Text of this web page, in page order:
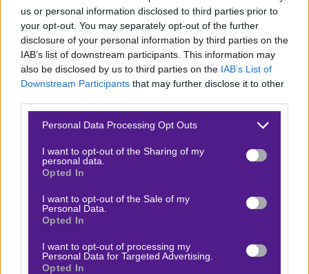
us or personal information disclosed to third parties prior to
your opt-out. You may separately opt-out of the further
disclosure of your personal information by third parties on the
IAB’s list of downstream participants. This information may
also be disclosed by us to third parties on the IAB’s List of
Downstream Participants that may further disclose it to other
Please note that this website/app uses one or more Google
not limited to your visit or usage behaviour. You may click to
grant or deny consent to Google and its third-party tags to
use your data for below specified purposes in below Google
consent section.
Personal Data Processing Opt Outs
I want to opt-out of the Sharing of my
personal data.
Opted In
I want to opt-out of the Sale of my
Personal Data.
Opted In
I want to opt-out of processing my
Personal Data for Targeted Advertising.
Opted In
Τέλος, αξίζει να σημειώσουμε πως, οι Τούρκοι μετράνε
5/8Over 2.5στα τελευταία εντός έδρας παιχνίδια
τους και οι Άγγλοι9/11 Over 2.5στα πιο πρόσφατα
ματς τους σε όλες τις διοργανώσεις.
Όλα αυτά κι άλλα πολλά. Καλή επιτυχία στις ελληνικές
ομάδες, καλή θέαση και φυσικά, μην ξεχνάτε… την
αγάπη μου…❤️
Υ.Γ.: Στον τίτλο μας φιλοξενείται στίχος από το
ολοκαίνουργιο τραγούδι του Ivan Greko, «Δυο
Καρδιές».